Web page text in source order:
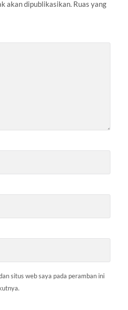
akan dipublikasikan. Ruas yang
situs web saya pada peramban ini